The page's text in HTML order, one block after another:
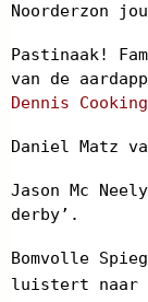
Noorderzon
Pastinaak!
van de
Dennis
Daniel Matz
Jason Mc
derby’.
Bomvolle
luistert naar